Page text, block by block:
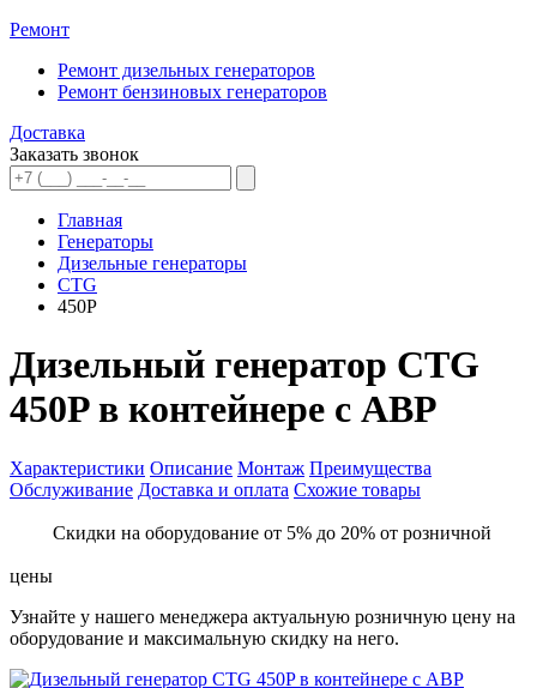
Ремонт
Ремонт дизельных генераторов
Ремонт бензиновых генераторов
Доставка
Заказать звонок
Главная
Генераторы
Дизельные генераторы
CTG
450P
Дизельный генератор CTG
450P в контейнере с АВР
Характеристики Описание Монтаж Преимущества
Обслуживание Доставка и оплата Схожие товары
Скидки на оборудование от 5% до 20% от розничной
цены
Узнайте у нашего менеджера актуальную розничную цену на
оборудование и максимальную скидку на него.